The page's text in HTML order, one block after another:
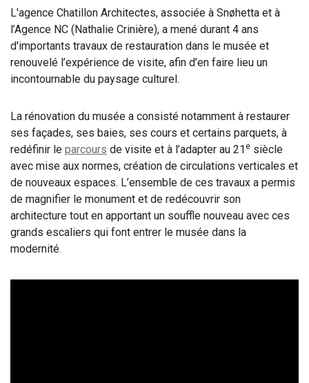
L'agence Chatillon Architectes, associée à Snøhetta et à
l’Agence NC (Nathalie Crinière), a mené durant 4 ans
d'importants travaux de restauration dans le musée et
renouvelé l’expérience de visite, afin d’en faire lieu un
incontournable du paysage culturel.
La rénovation du musée a consisté notamment à restaurer
ses façades, ses baies, ses cours et certains parquets, à
redéfinir le parcours de visite et à l’adapter au 21 e siècle
avec mise aux normes, création de circulations verticales et
de nouveaux espaces. L’ensemble de ces travaux a permis
de magnifier le monument et de redécouvrir son
architecture tout en apportant un souffle nouveau avec ces
grands escaliers qui font entrer le musée dans la
modernité.